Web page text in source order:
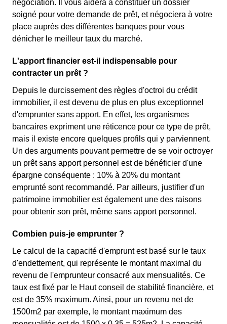
négociation. Il vous aidera à constituer un dossier
soigné pour votre demande de prêt, et négociera à votre
place auprès des différentes banques pour vous
dénicher le meilleur taux du marché.
L'apport financier est-il indispensable pour
contracter un prêt ?
Depuis le durcissement des règles d'octroi du crédit
immobilier, il est devenu de plus en plus exceptionnel
d'emprunter sans apport. En effet, les organismes
bancaires expriment une réticence pour ce type de prêt,
mais il existe encore quelques profils qui y parviennent.
Un des arguments pouvant permettre de se voir octroyer
un prêt sans apport personnel est de bénéficier d'une
épargne conséquente : 10% à 20% du montant
emprunté sont recommandé. Par ailleurs, justifier d'un
patrimoine immobilier est également une des raisons
pour obtenir son prêt, même sans apport personnel.
Combien puis-je emprunter ?
Le calcul de la capacité d'emprunt est basé sur le taux
d'endettement, qui représente le montant maximal du
revenu de l'emprunteur consacré aux mensualités. Ce
taux est fixé par le Haut conseil de stabilité financière, et
est de 35% maximum. Ainsi, pour un revenu net de
1500m2 par exemple, le montant maximum des